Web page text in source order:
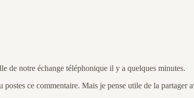
de notre échange téléphonique il y a quelques minutes.
ce commentaire. Mais je pense utile de la partager